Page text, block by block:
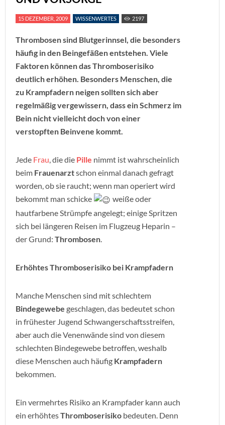
15 DEZEMBER, 2009 WISSENWERTES 2197
Thrombosen sind Blutgerinnsel, die besonders
häufig in den Beingefäßen entstehen. Viele
Faktoren können das Thromboserisiko
deutlich erhöhen. Besonders Menschen, die
zu Krampfadern neigen sollten sich aber
regelmäßig vergewissern, dass ein Schmerz im
Bein nicht vielleicht doch von einer
verstopften Beinvene kommt.
Jede Frau, die die Pille nimmt ist wahrscheinlich
beim Frauenarztschon einmal danach gefragt
worden, ob sie raucht; wenn man operiert wird
bekommt man schicke
weiße oder
hautfarbene Strümpfe angelegt; einige Spritzen
sich bei längeren Reisen im Flugzeug Heparin –
der Grund: Thrombosen
Erhöhtes Thromboserisiko bei Krampfadern
Manche Menschen sind mit schlechtem
Bindegewebe geschlagen, das bedeutet schon
in frühester Jugend Schwangerschaftsstreifen,
aber auch die Venenwände sind von diesem
schlechten Bindegewebe betroffen, weshalb
diese Menschen auch häufig Krampfadern
bekommen.
Ein vermehrtes Risiko an Krampfader kann auch
ein erhöhtesThromboserisiko bedeuten. Denn